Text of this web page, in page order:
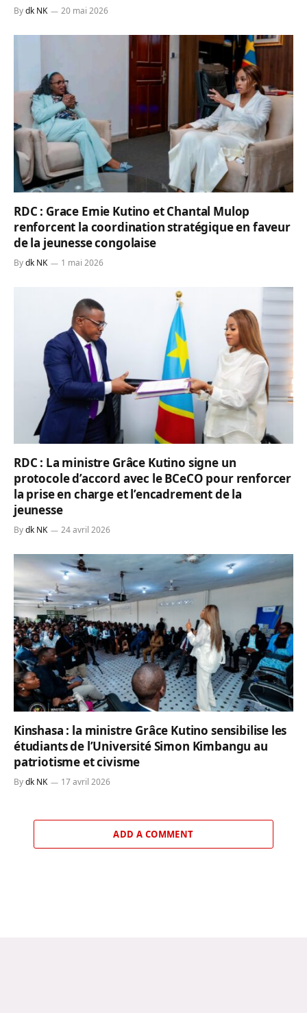
Bydk NK 20 mai 2026
RDC : Grace Emie Kutino et Chantal Mulop
renforcent la coordination stratégique en faveur
de la jeunesse congolaise
Bydk NK 1 mai 2026
RDC : La ministre Grâce Kutino signe un
protocole d’accord avec le BCeCO pour renforcer
la prise en charge et l’encadrement de la
jeunesse
Bydk NK 24 avril 2026
Kinshasa : la ministre Grâce Kutino sensibilise les
étudiants de l’Université Simon Kimbangu au
patriotisme et civisme
Bydk NK 17 avril 2026
ADD A COMMENT